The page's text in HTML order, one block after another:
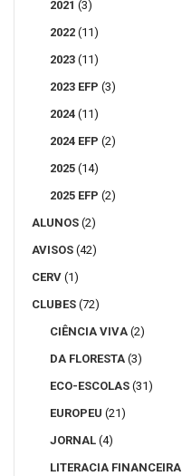
2021 (3)
2022 (11)
2023 (11)
2023 EFP (3)
2024 (11)
2024 EFP (2)
2025 (14)
2025 EFP (2)
ALUNOS (2)
AVISOS (42)
CERV (1)
CLUBES (72)
CIÊNCIA VIVA (2)
DA FLORESTA (3)
ECO-ESCOLAS (31)
EUROPEU (21)
JORNAL (4)
LITERACIA FINANCEIRA